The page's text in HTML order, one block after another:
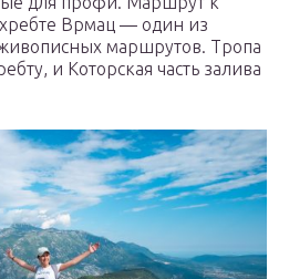
Врмац — один из
маршрутов. Тропа
и Которская часть залива